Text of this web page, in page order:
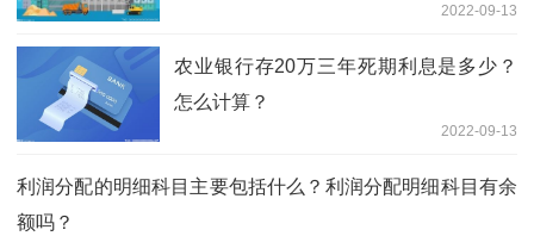
2022-09-13
农业银行存20万三年死期利息是多少？
怎么计算？
2022-09-13
利润分配的明细科目主要包括什么？利润分配明细科目有余
额吗？